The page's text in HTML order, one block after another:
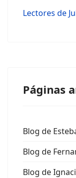
Lectores de
Páginas
Blog de
Blog de
Blog de